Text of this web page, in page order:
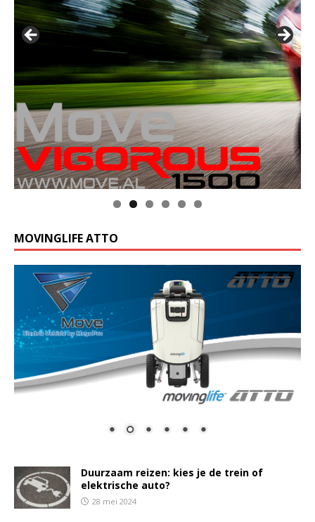
MOVINGLIFE ATTO
Duurzaam reizen: kies je de trein of
elektrische auto?
28 mei 2024